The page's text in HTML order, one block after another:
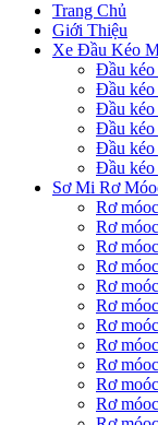
Trang Chủ
Giới Thiệu
Xe Đầu Kéo
Đầu kéo
Đầu
Đầu
Đầu
Đầu
Đầu kéo
Sơ Mi Rơ
Rơ
Rơ
Rơ
Rơ
Rơ
Rơ
Rơ
Rơ
Rơ
Rơ
Rơ